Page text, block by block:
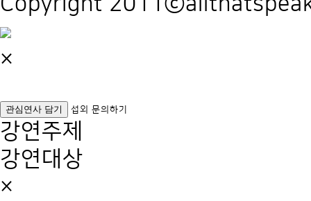
×
관심연사 담기 섭외 문의하기
강연주제
강연대상
×